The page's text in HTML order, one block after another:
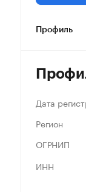
Профиль
Дата
Регион
ОГРНИП
ИНН